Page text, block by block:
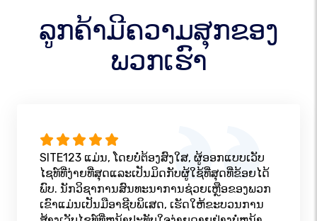
ລູກຄ້າມີຄວາມສຸກຂອງ
ພວກເຮົາ
SITE123 ແມ່ນ, ໂດຍບໍ່ຕ້ອງສົງໃສ, ຜູ້ອອກແບບເວັບ
ໄຊທ໌ທີ່ງ່າຍທີ່ສຸດແລະເປັນມິດກັບຜູ້ໃຊ້ທີ່ສຸດທີ່ຂ້ອຍໄດ້
ພົບ. ນັກວິຊາການສົນທະນາການຊ່ວຍເຫຼືອຂອງພວກ
ເຂົາແມ່ນເປັນມືອາຊີບພິເສດ, ເຮັດໃຫ້ຂະບວນການ